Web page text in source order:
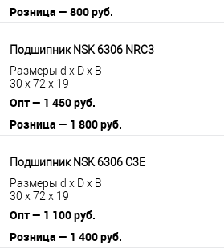
Розница — 800 руб.
Подшипник NSK 6306 NRC3
Размеры d x D x B
30 x 72 x 19
Опт — 1 450 руб.
Розница — 1 800 руб.
Подшипник NSK 6306 C3E
Размеры d x D x B
30 x 72 x 19
Опт — 1 100 руб.
Розница — 1 400 руб.